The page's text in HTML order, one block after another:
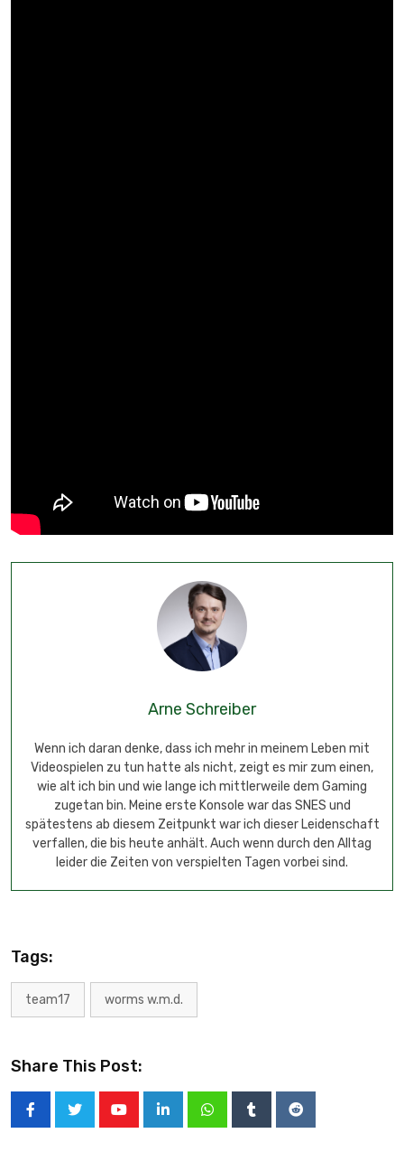
Arne Schreiber
Wenn ich daran denke, dass ich mehr in meinem Leben mit
Videospielen zu tun hatte als nicht, zeigt es mir zum einen,
wie alt ich bin und wie lange ich mittlerweile dem Gaming
zugetan bin. Meine erste Konsole war das SNES und
spätestens ab diesem Zeitpunkt war ich dieser Leidenschaft
verfallen, die bis heute anhält. Auch wenn durch den Alltag
leider die Zeiten von verspielten Tagen vorbei sind.
Tags:
team17 worms w.m.d.
Share This Post: